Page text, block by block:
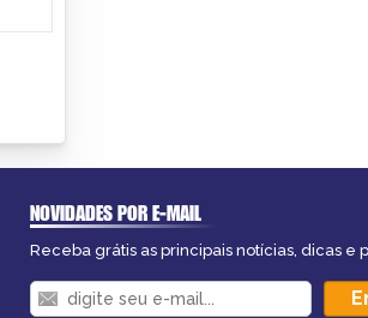
NOVIDADES POR E-MAIL
Receba grátis as principais notícias, dicas e